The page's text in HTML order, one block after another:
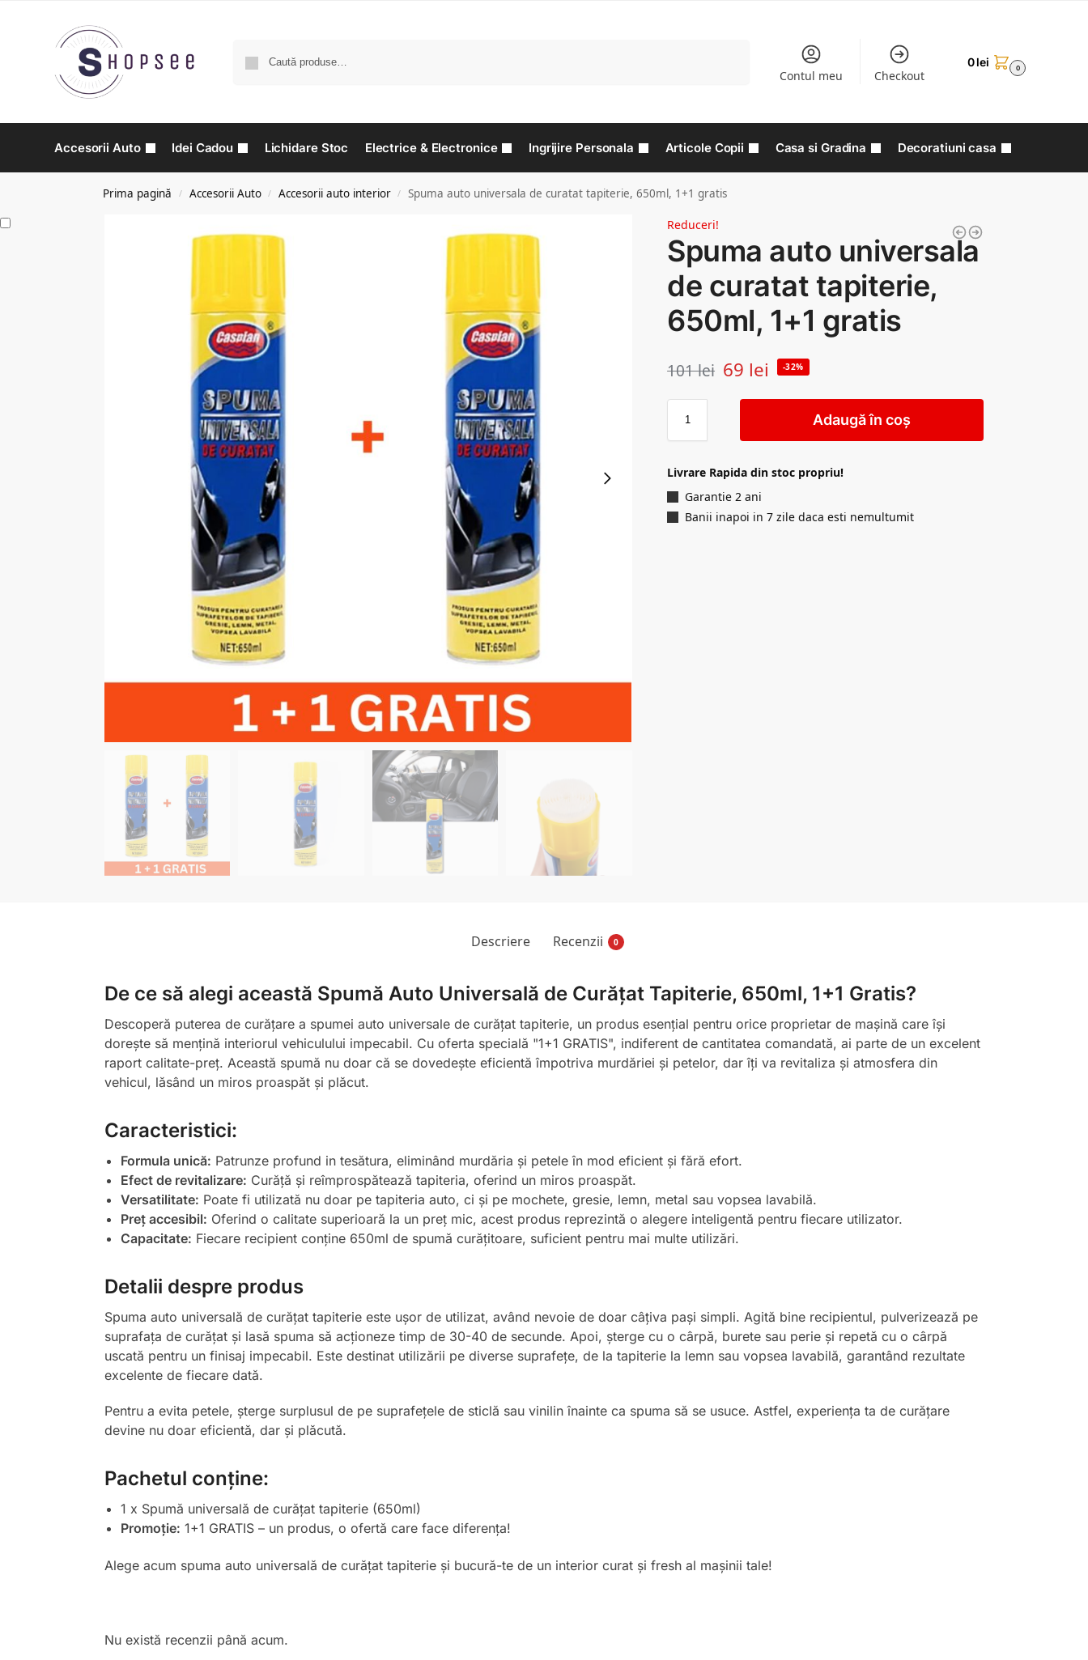
Contul meu Checkout
0lei 0
Accesorii Auto Idei Cadou Lichidare Stoc Electrice & Electronice Ingrijire Personala Articole Copii Casa si Gradina Decoratiuni casa
Prima pagină / Accesorii Auto / Accesorii auto interior / Spuma auto universala de curatat tapiterie, 650ml, 1+1 gratis
Reduceri!
Spuma auto universala
de curatat tapiterie,
650ml, 1+1 gratis
101lei 69 lei -32%
Adaugă în coș
Livrare Rapida din stoc propriu!
Garantie 2 ani
Banii inapoi in 7 zile daca esti nemultumit
Descriere Recenzii 0
De ce să alegi această Spumă Auto Universală de Curățat Tapiterie, 650ml, 1+1 Gratis?
Descoperă puterea de curățare a spumei auto universale de curățat tapiterie, un produs esențial pentru orice proprietar de mașină care își
dorește să mențină interiorul vehiculului impecabil. Cu oferta specială "1+1 GRATIS", indiferent de cantitatea comandată, ai parte de un excelent
raport calitate-preț. Această spumă nu doar că se dovedește eficientă împotriva murdăriei și petelor, dar îți va revitaliza și atmosfera din
vehicul, lăsând un miros proaspăt și plăcut.
Caracteristici:
Formula unică: Patrunze profund in tesătura, eliminând murdăria și petele în mod eficient și fără efort.
Efect de revitalizare: Curăță și reîmprospătează tapiteria, oferind un miros proaspăt.
Versatilitate: Poate fi utilizată nu doar pe tapiteria auto, ci și pe mochete, gresie, lemn, metal sau vopsea lavabilă.
Preț accesibil: Oferind o calitate superioară la un preț mic, acest produs reprezintă o alegere inteligentă pentru fiecare utilizator.
Capacitate: Fiecare recipient conține 650ml de spumă curățitoare, suficient pentru mai multe utilizări.
Detalii despre produs
Spuma auto universală de curățat tapiterie este ușor de utilizat, având nevoie de doar câțiva pași simpli. Agită bine recipientul, pulverizează pe
suprafața de curățat și lasă spuma să acționeze timp de 30-40 de secunde. Apoi, șterge cu o cârpă, burete sau perie și repetă cu o cârpă
uscată pentru un finisaj impecabil. Este destinat utilizării pe diverse suprafețe, de la tapiterie la lemn sau vopsea lavabilă, garantând rezultate
excelente de fiecare dată.
Pentru a evita petele, șterge surplusul de pe suprafețele de sticlă sau vinilin înainte ca spuma să se usuce. Astfel, experiența ta de curățare
devine nu doar eficientă, dar și plăcută.
Pachetul conține:
1 x Spumă universală de curățat tapiterie (650ml)
Promoție: 1+1 GRATIS – un produs, o ofertă care face diferența!
Alege acum spuma auto universală de curățat tapiterie și bucură-te de un interior curat și fresh al mașinii tale!
Nu există recenzii până acum.